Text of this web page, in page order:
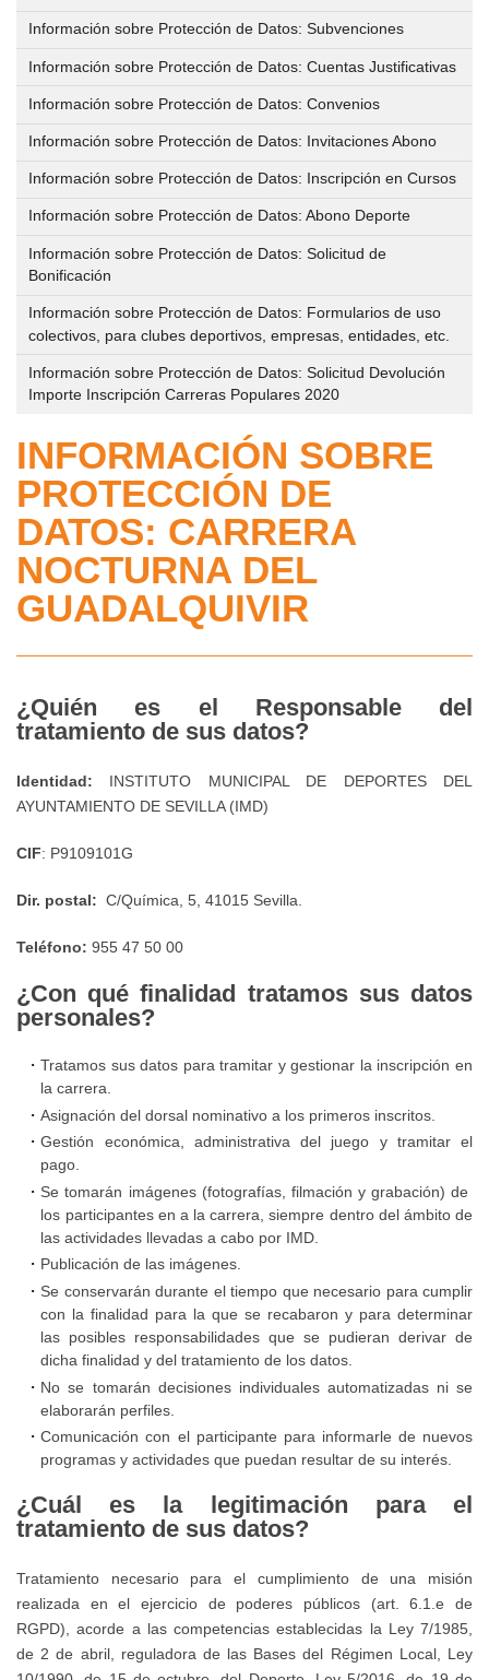
y
Horario
de
atención
público,
y
apertura
los
centros
deportivos
de
gestión
directa
Relación
Puestos
de
Colectivo
Personal
IMD
selectivos
para
de
Personal
del
IMD
Trámites
en
línea
Perfil
del
Contratante
IMD
en
Plataforma
Normas
la
cumplimentación
y
de
de
Terceros
Período
Medio
de
Pago
Tablón
de
Anuncios
de
régimen
los
centros
deportivos
municipales
Reserva
de
Instalaciones
Deportivas
Abono
Deporte
Administrativa
de
Deportivos
APP
en
de
alertas
meteorológicas
Solicitud
de
inclusión
calendario
deportivo
eventos
que
desarrollen
la
vía
pública
Circuito
de
Local
Instalaciones
y
de
Suelos
para
Protocolo
para
la
prevención,
detección
y
actuación
frente
acoso
y
abuso
sexual
a
Protocolo
para
la
Información sobre Protección de Datos: Subvenciones
Información sobre Protección de Datos: Cuentas Justificativas
Información sobre Protección de Datos: Convenios
Información sobre Protección de Datos: Invitaciones Abono
Información sobre Protección de Datos: Inscripción en Cursos
Información sobre Protección de Datos: Abono Deporte
Información sobre Protección de Datos: Solicitud de
Bonificación
Información sobre Protección de Datos: Formularios de uso
colectivos, para clubes deportivos, empresas, entidades, etc.
Información sobre Protección de Datos: Solicitud Devolución
Importe Inscripción Carreras Populares 2020
INFORMACIÓN SOBRE
PROTECCIÓN DE
DATOS: CARRERA
NOCTURNA DEL
GUADALQUIVIR
¿Quién es el Responsable del
tratamiento de sus datos?
Identidad: INSTITUTO MUNICIPAL DE DEPORTES DEL
AYUNTAMIENTO DE SEVILLA (IMD)
CIF: P9109101G
Dir. postal: C/Química, 5, 41015 Sevilla.
Teléfono: 955 47 50 00
¿Con qué finalidad tratamos sus datos
personales?
Tratamos sus datos para tramitar y gestionar la inscripción en
la carrera.
Asignación del dorsal nominativo a los primeros inscritos.
Gestión económica, administrativa del juego y tramitar el
pago.
Se tomarán imágenes (fotografías, filmación y grabación) de
los participantes en a la carrera, siempre dentro del ámbito de
las actividades llevadas a cabo por IMD.
Publicación de las imágenes.
Se conservarán durante el tiempo que necesario para cumplir
con la finalidad para la que se recabaron y para determinar
las posibles responsabilidades que se pudieran derivar de
dicha finalidad y del tratamiento de los datos.
No se tomarán decisiones individuales automatizadas ni se
elaborarán perfiles.
Comunicación con el participante para informarle de nuevos
programas y actividades que puedan resultar de su interés.
¿Cuál es la legitimación para el
tratamiento de sus datos?
Tratamiento necesario para el cumplimiento de una misión
realizada en el ejercicio de poderes públicos (art. 6.1.e de
RGPD), acorde a las competencias establecidas la Ley 7/1985,
de 2 de abril, reguladora de las Bases del Régimen Local, Ley